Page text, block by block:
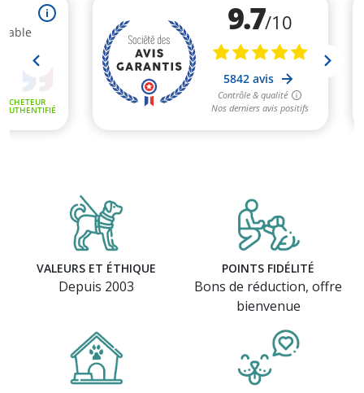
VALEURS ET ÉTHIQUE
Depuis 2003
POINTS FIDÉLITÉ
Bons de réduction, offre
bienvenue